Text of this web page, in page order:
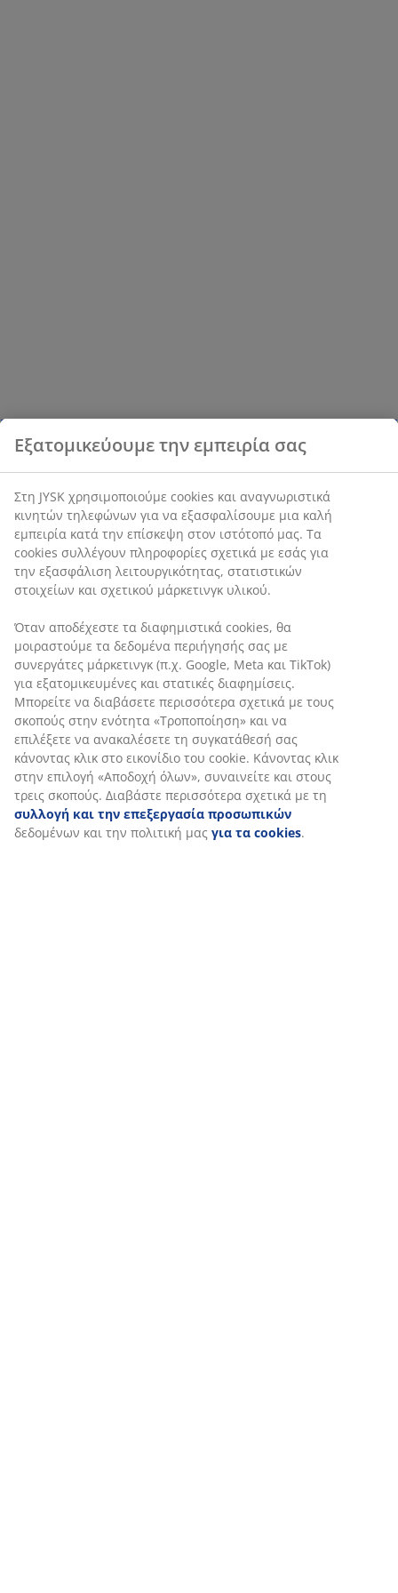
Εξατομικεύουμε την εμπειρία σας
Στη JYSK χρησιμοποιούμε cookies και αναγνωριστικά
κινητών τηλεφώνων για να εξασφαλίσουμε μια καλή
εμπειρία κατά την επίσκεψη στον ιστότοπό μας. Τα
cookies συλλέγουν πληροφορίες σχετικά με εσάς για
την εξασφάλιση λειτουργικότητας, στατιστικών
στοιχείων και σχετικού μάρκετινγκ υλικού.
Όταν αποδέχεστε τα διαφημιστικά cookies, θα
μοιραστούμε τα δεδομένα περιήγησής σας με
συνεργάτες μάρκετινγκ (π.χ. Google, Meta και TikTok)
για εξατομικευμένες και στατικές διαφημίσεις.
Μπορείτε να διαβάσετε περισσότερα σχετικά με τους
σκοπούς στην ενότητα «Τροποποίηση» και να
επιλέξετε να ανακαλέσετε τη συγκατάθεσή σας
κάνοντας κλικ στο εικονίδιο του cookie. Κάνοντας κλικ
στην επιλογή «Αποδοχή όλων», συναινείτε και στους
τρεις σκοπούς. Διαβάστε περισσότερα σχετικά με τη
συλλογή και την επεξεργασία προσωπικών
δεδομένων και την πολιτική μας για τα cookies.